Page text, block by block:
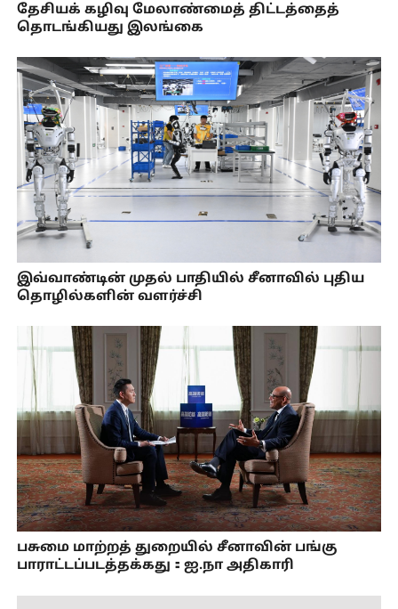
தேசியக் கழிவு மேலாண்மைத் திட்டத்தைத்
தொடங்கியது இலங்கை
இவ்வாண்டின் முதல் பாதியில் சீனாவில் புதிய
தொழில்களின் வளர்ச்சி
பசுமை மாற்றத் துறையில் சீனாவின் பங்கு
பாராட்டப்படத்தக்கது：ஐ.நா அதிகாரி